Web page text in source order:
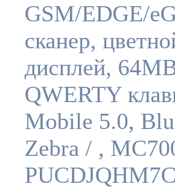
GSM/EDGE/
сканер,
дисплей,
QWERTY
Mobile 5.0,
Zebra / ,